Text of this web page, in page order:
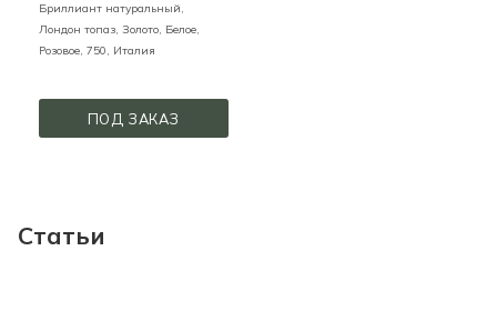
Бриллиант натуральный,
Лондон топаз, Золото, Белое,
Розовое, 750, Италия
ПОД ЗАКАЗ
Статьи